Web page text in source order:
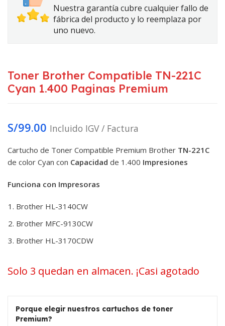
Nuestra garantía cubre cualquier fallo de
fábrica del producto y lo reemplaza por
uno nuevo.
Toner Brother Compatible TN-221C
Cyan 1.400 Paginas Premium
S/99.00 Incluido IGV / Factura
Cartucho de Toner Compatible Premium Brother TN-221C
de color Cyan con Capacidad de 1.400 Impresiones
Funciona con Impresoras
Brother HL-3140CW
Brother MFC-9130CW
Brother HL-3170CDW
Solo 3 quedan en almacen. ¡Casi agotado
Porque elegir nuestros cartuchos de toner
Premium?